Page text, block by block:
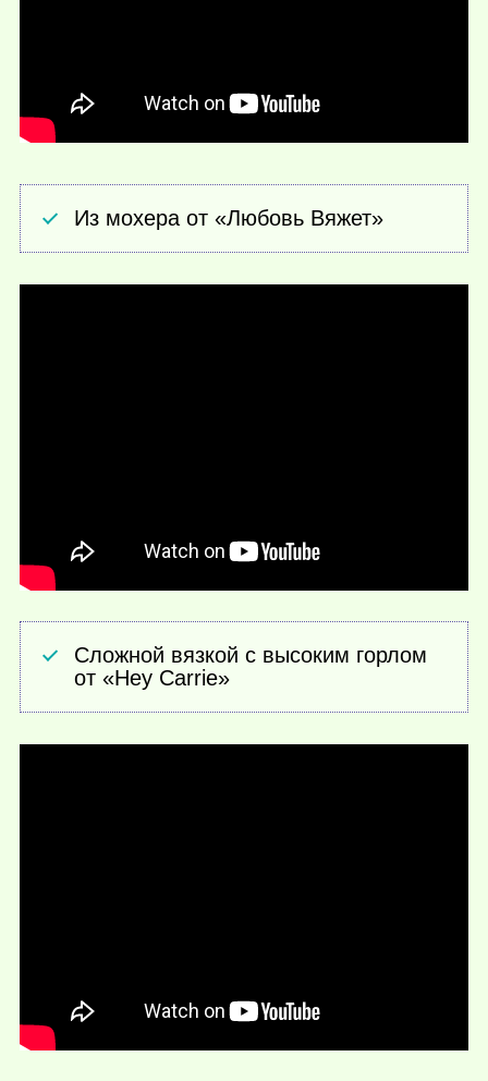
Из мохера от «Любовь Вяжет»
Сложной вязкой с высоким горлом
от «Hey Carrie»